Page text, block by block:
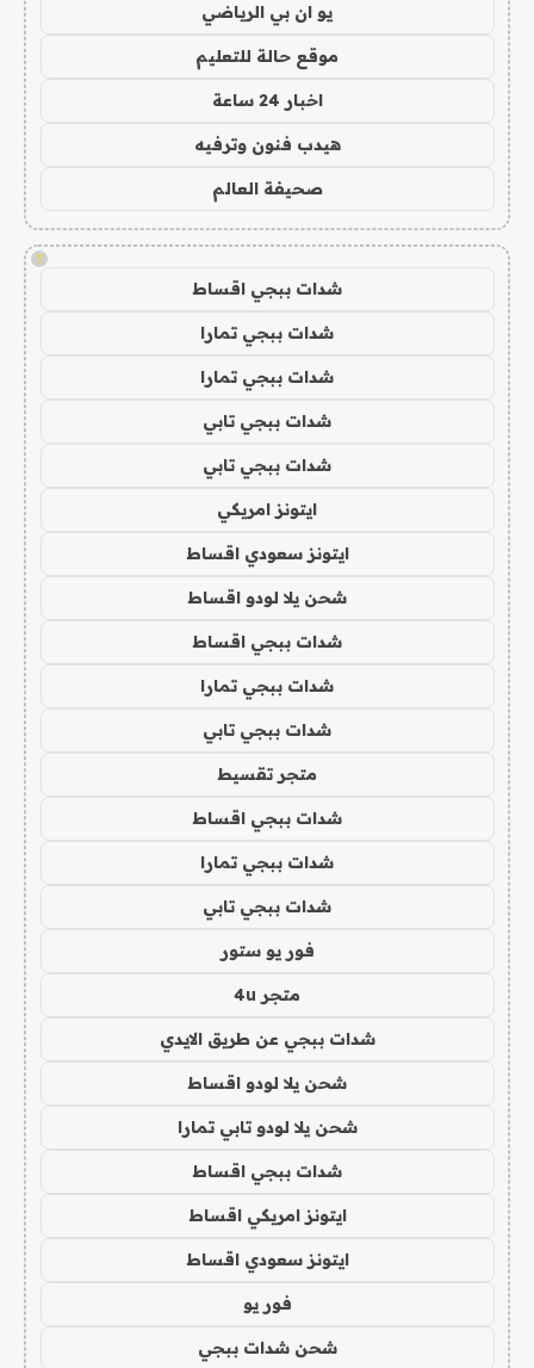
يو ان بي الرياضي
موقع حالة للتعليم
اخبار 24 ساعة
هيدب فنون وترفيه
صحيفة العالم
!
شدات ببجي اقساط
شدات ببجي تمارا
شدات ببجي تمارا
شدات ببجي تابي
شدات ببجي تابي
ايتونز امريكي
ايتونز سعودي اقساط
شحن يلا لودو اقساط
شدات ببجي اقساط
شدات ببجي تمارا
شدات ببجي تابي
متجر تقسيط
شدات ببجي اقساط
شدات ببجي تمارا
شدات ببجي تابي
فور يو ستور
متجر 4u
شدات ببجي عن طريق الايدي
شحن يلا لودو اقساط
شحن يلا لودو تابي تمارا
شدات ببجي اقساط
ايتونز امريكي اقساط
ايتونز سعودي اقساط
فور يو
شحن شدات ببجي